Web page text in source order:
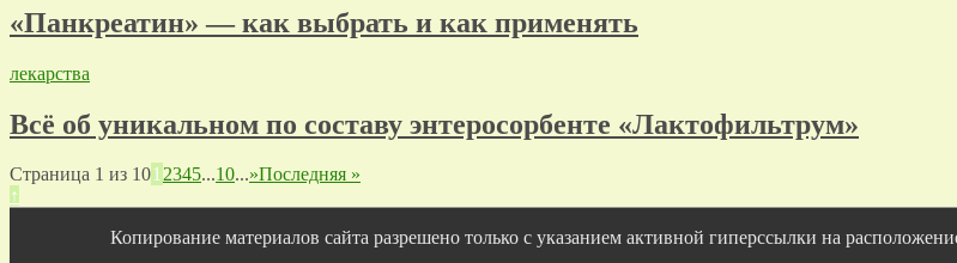
«Панкреатин» — как выбрать и как применять
лекарства
Всё об уникальном по составу энтеросорбенте «Лактофильтрум»
Страница 1 из 1012345...10...»Последняя »
↑
Копирование материалов сайта разрешено только с указанием активной гиперссылки на